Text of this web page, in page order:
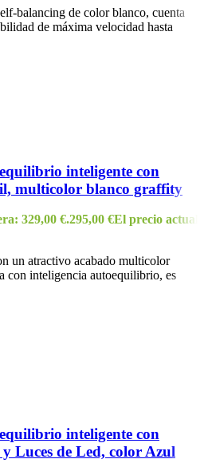
balancing de color blanco, cuenta
de máxima velocidad hasta
inteligente con
multicolor blanco graffity
329,00 €.295,00 €El precio actual
un atractivo acabado multicolor
con inteligencia autoequilibrio, es
inteligente con
Luces de Led, color Azul